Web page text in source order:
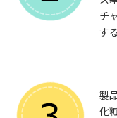
チ
す
製
化